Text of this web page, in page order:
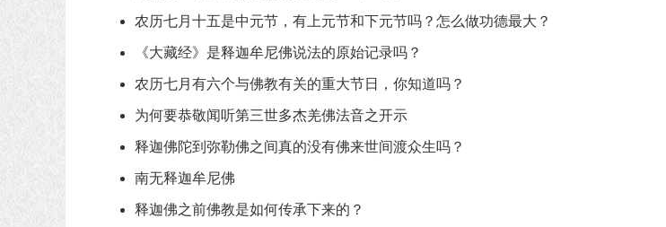
农历七月十五是中元节，有上元节和下元节吗？怎么做功德最大？
《大藏经》是释迦牟尼佛说法的原始记录吗？
农历七月有六个与佛教有关的重大节日，你知道吗？
为何要恭敬闻听第三世多杰羌佛法音之开示
释迦佛陀到弥勒佛之间真的没有佛来世间渡众生吗？
南无释迦牟尼佛
释迦佛之前佛教是如何传承下来的？